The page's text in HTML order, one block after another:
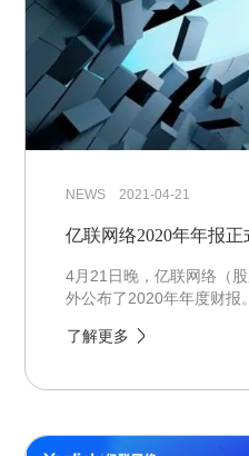
NEWS 2021-04-21
亿联网络2020年年报正
4月21日晚，亿联网络（
外公布了2020年年度财报。
了解更多